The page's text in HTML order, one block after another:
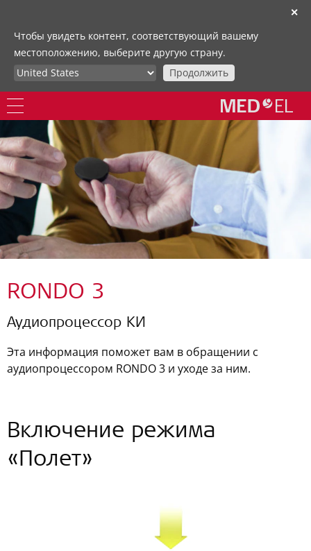
✕
Чтобы увидеть контент, соответствующий вашему
местоположению, выберите другую страну.
Продолжить
RONDO 3
Аудиопроцессор КИ
Эта информация поможет вам в обращении с
аудиопроцессором RONDO 3 и уходе за ним.
Включение режима
«Полет»